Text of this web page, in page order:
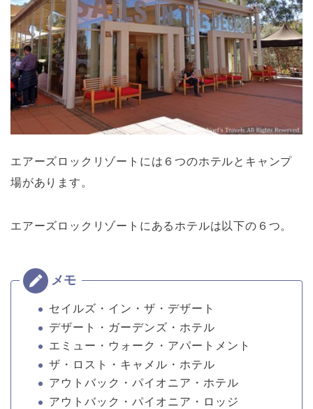
エアーズロックリゾートには６つのホテルとキャンプ
場があります。
エアーズロックリゾートにあるホテルは以下の６つ。
セイルズ・イン・ザ・デザート
デザート・ガーデンズ・ホテル
エミュー・ウォーク・アパートメント
ザ・ロスト・キャメル・ホテル
アウトバック・パイオニア・ホテル
アウトバック・パイオニア・ロッジ